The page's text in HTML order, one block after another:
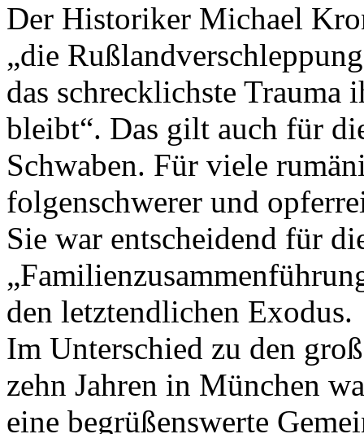
Der Historiker Michael
„die
das schrecklichste Trauma
bleibt“. Das gilt auch für
Schwaben. Für viele
folgenschwerer und
Sie war entscheidend für
den letztendlichen Exodus.
Im Unterschied zu den
zehn Jahren in München
eine begrüßenswerte